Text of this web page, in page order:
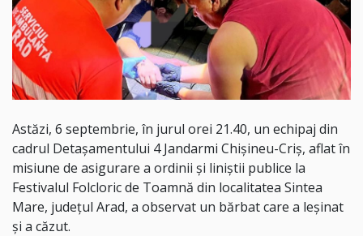
Astăzi, 6 septembrie, în jurul orei 21.40, un echipaj din
cadrul Detașamentului 4 Jandarmi Chișineu-Criș, aflat în
misiune de asigurare a ordinii și liniștii publice la
Festivalul Folcloric de Toamnă din localitatea Sintea
Mare, județul Arad, a observat un bărbat care a leșinat
și a căzut.